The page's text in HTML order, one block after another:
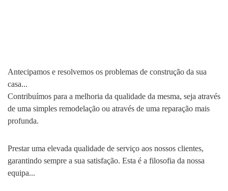
Antecipamos e resolvemos os problemas de construção da sua
casa...
Contribuímos para a melhoria da qualidade da mesma, seja através
de uma simples remodelação ou através de uma reparação mais
profunda.
Prestar uma elevada qualidade de serviço aos nossos clientes,
garantindo sempre a sua satisfação. Esta é a filosofia da nossa
equipa...